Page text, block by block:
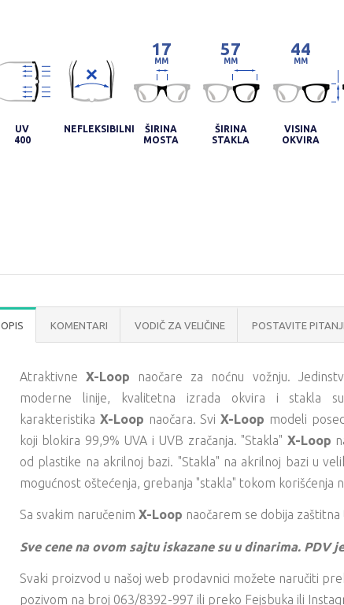
UV
400
NEFLEKSIBILNI
17
MM
ŠIRINA
MOSTA
57
MM
ŠIRINA
STAKLA
44
MM
VISINA
OKVIRA
OPIS KOMENTARI VODIČ ZA VELIČINE POSTAVITE
AtraktivneX-Loop naočare za noćnu vožnju.
moderne linije, kvalitetna izrada okvira i stakla
karakteristika X-Loop naočara. Svi X-Loop modeli
koji blokira 99,9% UVA i UVB zračanja. "Stakla" X-Loop
od plastike na akrilnoj bazi. "Stakla" na akrilnoj bazi u
mogućnost oštećenja, grebanja "stakla" tokom korišćenja
Sa svakim naručenim X-Loop naočarem se dobija
Sve cene na ovom sajtu iskazane su u dinarima. PDV
Svaki proizvod u našoj web prodavnici možete naručiti
pozivom na broj 063/8392-997 ili preko Fejsbuka ili